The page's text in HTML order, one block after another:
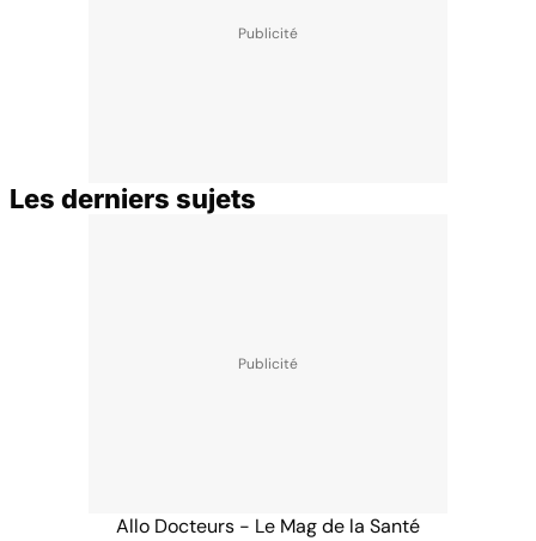
Les derniers sujets
Allo Docteurs - Le Mag de la Santé